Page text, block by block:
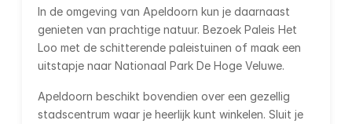
In de omgeving van Apeldoorn kun je daarnaast
genieten van prachtige natuur. Bezoek Paleis Het
Loo met de schitterende paleistuinen of maak een
uitstapje naar Nationaal Park De Hoge Veluwe.
Apeldoorn beschikt bovendien over een gezellig
stadscentrum waar je heerlijk kunt winkelen. Sluit je